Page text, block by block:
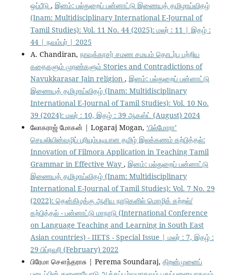
ஒப்பீடு , இனம்: பல்துறைப் பன்னாட்டு இணையத் தமிழாய்விதழ்
(Inam: Multidisciplinary International E-Journal of
Tamil Studies): Vol. 11 No. 44 (2025): மலர் : 11 | இதழ் :
44 | நவம்பர் | 2025
A. Chandiran, நாவுக்கரசர் சமண சமயம் தொடர்பு பற்றிய
கதைகளும் முரண்களும் Stories and Contradictions of
Navukkarasar Jain religion , இனம்: பல்துறைப் பன்னாட்டு
இணையத் தமிழாய்விதழ் (Inam: Multidisciplinary
International E-Journal of Tamil Studies): Vol. 10 No.
39 (2024): மலர் : 10, இதழ் : 39 ஆகஸ்ட் (August) 2024
லோகராஜ் மோகன் | Logaraj Mogan, ‘பில்மோரா’
செயலியின்வழிப் புரியும்படியான தமிழ் இலக்கணம் கற்பித்தல்:
Innovation of Filmora Application in Teaching Tamil
Grammar in Effective Way , இனம்: பல்துறைப் பன்னாட்டு
இணையத் தமிழாய்விதழ் (Inam: Multidisciplinary
International E-Journal of Tamil Studies): Vol. 7 No. 29
(2022): தென்கிழக்கு ஆசிய நாடுகளில் மொழிக் கற்றல்/
கற்பித்தல் - பன்னாட்டு மாநாடு (International Conference
on Language Teaching and Learning in South East
Asian countries) - IIETS - Special Issue | மலர் : 7, இதழ் :
29 பிப்ரவரி (February) 2022
பிரேமா சௌந்தராசு | Perema Soundaraj, திறன்முனைப்